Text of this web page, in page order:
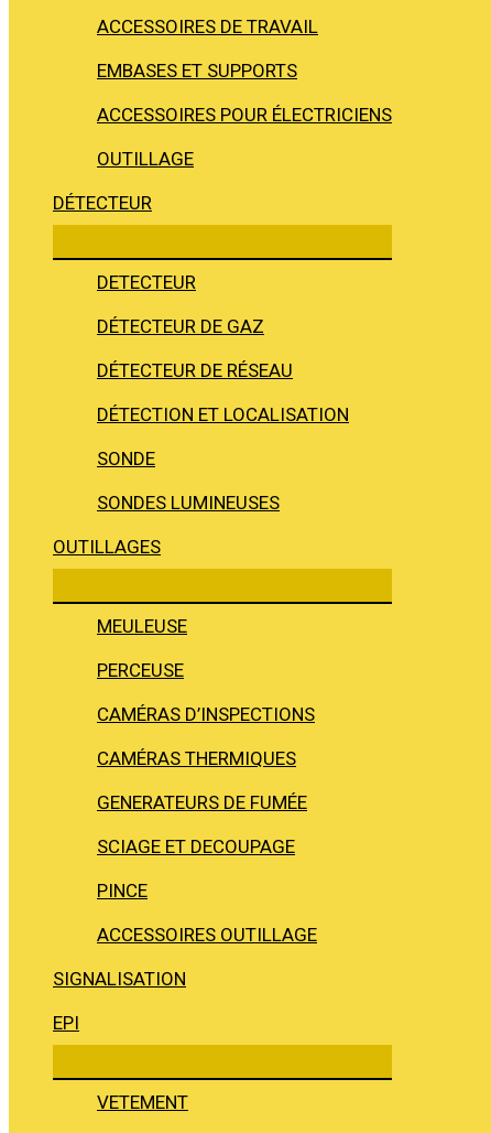
ACCESSOIRES DE TRAVAIL
EMBASES ET SUPPORTS
ACCESSOIRES POUR ÉLECTRICIENS
OUTILLAGE
DÉTECTEUR
DETECTEUR
DÉTECTEUR DE GAZ
DÉTECTEUR DE RÉSEAU
DÉTECTION ET LOCALISATION
SONDE
SONDES LUMINEUSES
OUTILLAGES
MEULEUSE
PERCEUSE
CAMÉRAS D’INSPECTIONS
CAMÉRAS THERMIQUES
GENERATEURS DE FUMÉE
SCIAGE ET DECOUPAGE
PINCE
ACCESSOIRES OUTILLAGE
SIGNALISATION
EPI
VETEMENT